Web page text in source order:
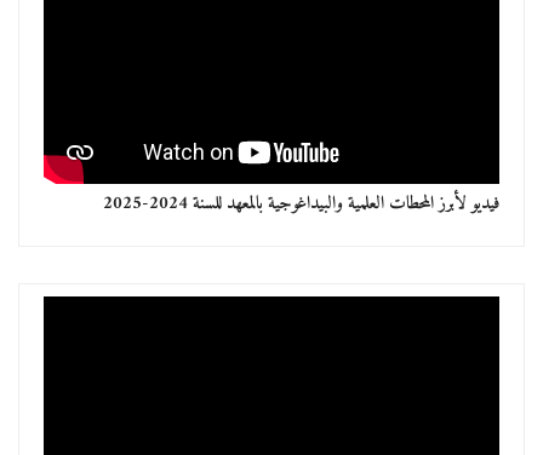
فيديو لأبرز المحطات العلمية والبيداغوجية بالمعهد للسنة 2024-2025